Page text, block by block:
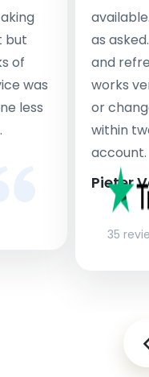
but
of
was
less
as
and
works
or
within
account.
Pieter
35